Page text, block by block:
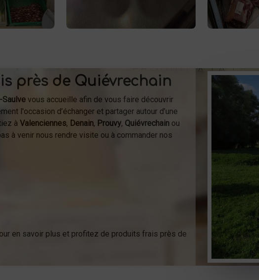
garantie.
ou
près de Quiévrechain
Saulve vous accueille afin de vous faire découvrir
l'occasion d’échanger et partager autour d’une
à Valenciennes, Denain, Prouvy, Quiévrechain ou
à venir nous rendre visite ou à commander nos
en savoir plus et profitez de produits frais près de